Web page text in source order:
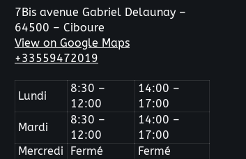
7Bis avenue Gabriel Delaunay –
64500 – Ciboure
View on Google Maps
+33559472019
Lundi
8:30 –
12:00
14:00 –
17:00
Mardi
8:30 –
12:00
14:00 –
17:00
Mercredi
Fermé
Fermé